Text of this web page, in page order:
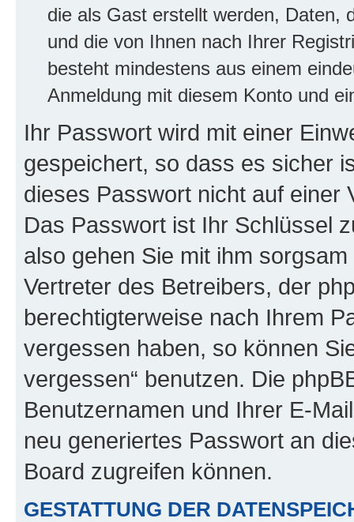
die als Gast erstellt werden, Daten,
und die von Ihnen nach Ihrer
besteht mindestens aus einem
Anmeldung mit diesem Konto und
Ihr Passwort wird mit einer
gespeichert, so dass es sicher
dieses Passwort nicht auf einer
Das Passwort ist Ihr Schlüssel
also gehen Sie mit ihm
Vertreter des Betreibers, der
berechtigterweise nach Ihrem
vergessen haben, so können
vergessen“ benutzen. Die
Benutzernamen und Ihrer E-
neu generiertes Passwort an
Board zugreifen können.
GESTATTUNG DER